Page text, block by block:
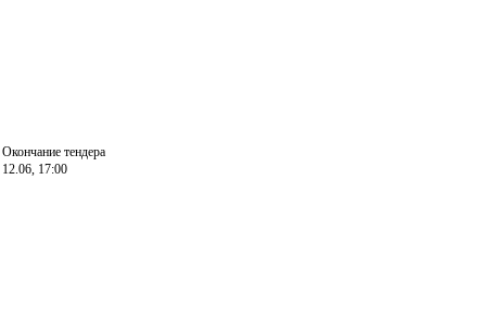
Окончание тендера
12.06, 17:00